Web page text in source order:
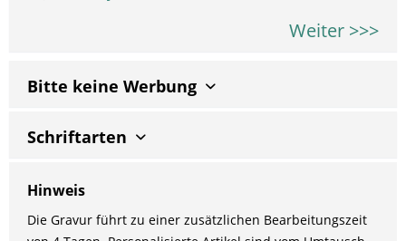
Weiter >>>
Bitte keine Werbung
Schriftarten
Hinweis
Die Gravur führt zu einer zusätzlichen Bearbeitungszeit